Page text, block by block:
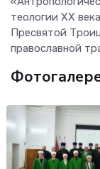
теологии ХХ
Пресвятой
православной